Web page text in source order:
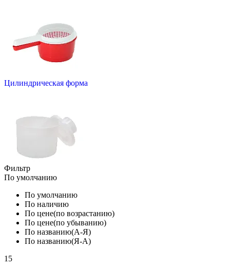
Цилиндрическая форма
Фильтр
По умолчанию
По умолчанию
По наличию
По цене(по возрастанию)
По цене(по убыванию)
По названию(А-Я)
По названию(Я-А)
15